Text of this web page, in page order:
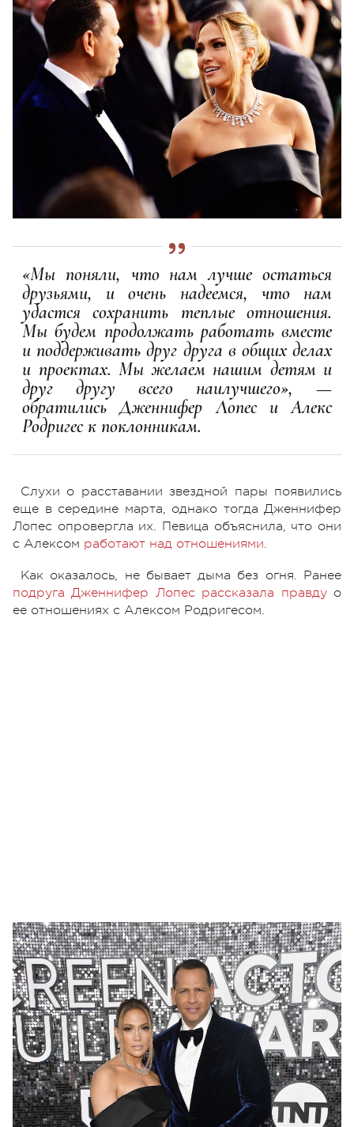
«Мы поняли, что нам лучше остаться
друзьями, и очень надеемся, что нам
удастся сохранить теплые отношения.
Мы будем продолжать работать вместе
и поддерживать друг друга в общих делах
и проектах. Мы желаем нашим детям и
друг другу всего наилучшего», —
обратились Дженнифер Лопес и Алекс
Родригес к поклонникам.
Слухи о расставании звездной пары появились
еще в середине марта, однако тогда Дженнифер
Лопес опровергла их. Певица объяснила, что они
с Алексом работают над отношениями.
Как оказалось, не бывает дыма без огня. Ранее
подруга Дженнифер Лопес рассказала правдуо
ее отношениях с Алексом Родригесом.